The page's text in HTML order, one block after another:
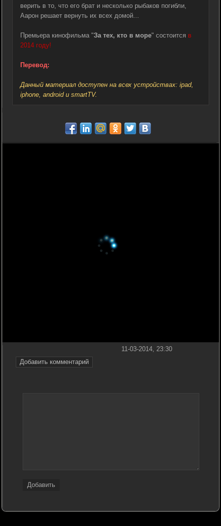
верить в то, что его брат и несколько рыбаков погибли,
Аарон решает вернуть их всех домой...
Премьера кинофильма "За тех, кто в море" состоится в
2014 году!
Перевод:
Данный материал доступен на всех устройствах: ipad,
iphone, android и smartTV.
Добавить комментарий
11-03-2014, 23:30
Добавить